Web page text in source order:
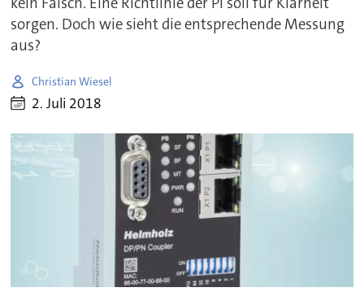
sorgen. Doch wie sieht die entsprechende Messung
aus?
Christian Wiesel
2. Juli 2018